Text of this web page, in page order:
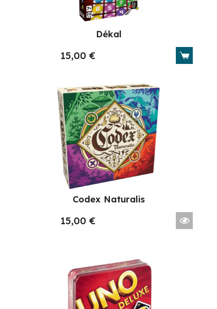
Dékal
15,00€
Codex Naturalis
15,00€